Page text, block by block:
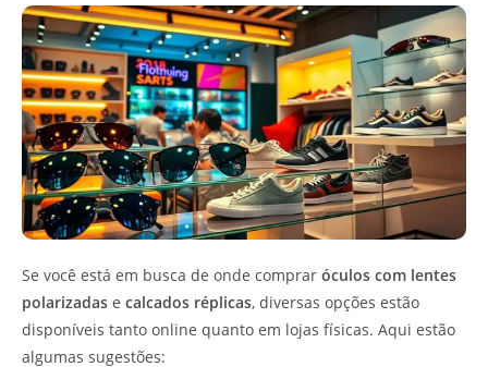
Se você está em busca de onde comprar óculos com lentes
polarizadas e calcados réplicas, diversas opções estão
disponíveis tanto online quanto em lojas físicas. Aqui estão
algumas sugestões: